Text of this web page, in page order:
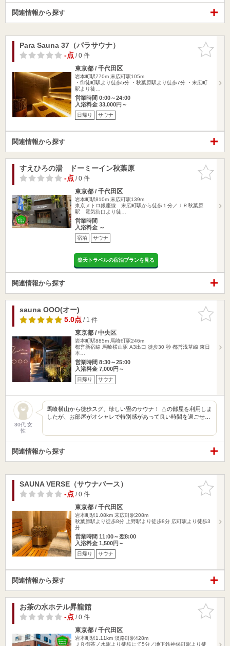
関連情報から探す
お気に入
りに追加
Para Sauna 37（パラサウナ）
-点/ 0 件
東京都 / 千代田区
岩本町駅770m 末広町駅105m
・御徒町駅より徒歩5分 ・秋葉原駅より徒歩7分 ・末広町
駅より徒…
営業時間 0:00～24:00
入浴料金 33,000円～
日帰り サウナ
関連情報から探す
お気に入
りに追加
すえひろの湯 ドーミーイン秋葉原
-点/ 0 件
東京都 / 千代田区
岩本町駅810m 末広町駅139m
東京メトロ銀座線 末広町駅から徒歩１分／ＪＲ秋葉原
駅 電気街口より徒…
営業時間
入浴料金 ～
宿泊 サウナ
楽天トラベルの宿泊プランを見る
関連情報から探す
お気に入
りに追加
sauna OOO(オー)
5.0点/ 1 件
東京都 / 中央区
岩本町駅885m 馬喰町駅246m
都営新宿線 馬喰横山駅 A3出口 徒歩30 秒 都営浅草線 東日
本…
営業時間 8:30～25:00
入浴料金 7,000円～
日帰り サウナ
30代 女
性
馬喰横山から徒歩スグ、珍しい畳のサウナ！ △の部屋を利用しま
したが、お部屋がオシャレで特別感があって良い時間を過ごせ…
関連情報から探す
お気に入
りに追加
SAUNA VERSE（サウナバース）
-点/ 0 件
東京都 / 千代田区
岩本町駅1.08km 末広町駅208m
秋葉原駅より徒歩8分 上野駅より徒歩8分 広町駅より徒歩3
分
営業時間 11:00～翌8:00
入浴料金 1,500円～
日帰り サウナ
関連情報から探す
お気に入
りに追加
お茶の水ホテル昇龍館
-点/ 0 件
東京都 / 千代田区
岩本町駅1.11km 淡路町駅428m
ＪＲ御茶ノ水駅より徒歩にて5分／地下鉄神保町駅より徒